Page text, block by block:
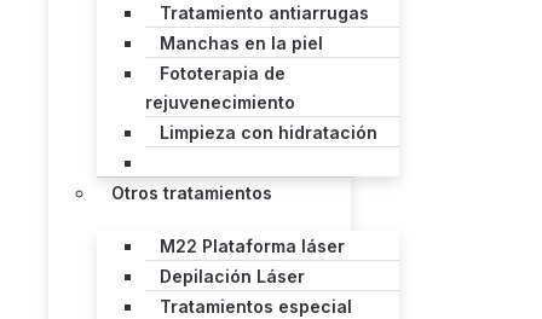
Tratamiento antiarrugas
Manchas en la piel
Fototerapia de
rejuvenecimiento
Limpieza con hidratación
Otros tratamientos
M22 Plataforma láser
Depilación Láser
Tratamientos especial